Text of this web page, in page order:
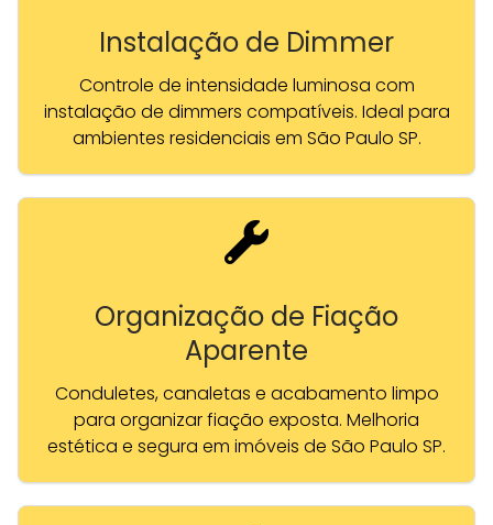
Instalação de Dimmer
Controle de intensidade luminosa com
instalação de dimmers compatíveis. Ideal para
ambientes residenciais em São Paulo SP.
Organização de Fiação
Aparente
Conduletes, canaletas e acabamento limpo
para organizar fiação exposta. Melhoria
estética e segura em imóveis de São Paulo SP.